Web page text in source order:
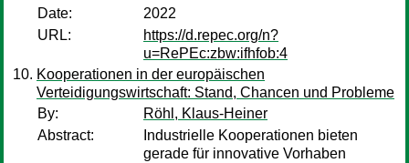
Date:
2022
URL:
https://d.repec.org/n?
u=RePEc:zbw:ifhfob:4
Kooperationen in der europäischen
Verteidigungswirtschaft: Stand, Chancen und Probleme
By:
Röhl, Klaus-Heiner
Abstract:
Industrielle Kooperationen bieten
gerade für innovative Vorhaben